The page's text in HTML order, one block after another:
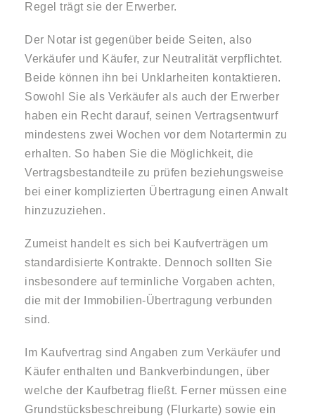
Regel trägt sie der Erwerber.
Der Notar ist gegenüber beide Seiten, also
Verkäufer und Käufer, zur Neutralität verpflichtet.
Beide können ihn bei Unklarheiten kontaktieren.
Sowohl Sie als Verkäufer als auch der Erwerber
haben ein Recht darauf, seinen Vertragsentwurf
mindestens zwei Wochen vor dem Notartermin zu
erhalten. So haben Sie die Möglichkeit, die
Vertragsbestandteile zu prüfen beziehungsweise
bei einer komplizierten Übertragung einen Anwalt
hinzuzuziehen.
Zumeist handelt es sich bei Kaufverträgen um
standardisierte Kontrakte. Dennoch sollten Sie
insbesondere auf terminliche Vorgaben achten,
die mit der Immobilien-Übertragung verbunden
sind.
Im Kaufvertrag sind Angaben zum Verkäufer und
Käufer enthalten und Bankverbindungen, über
welche der Kaufbetrag fließt. Ferner müssen eine
Grundstücksbeschreibung (Flurkarte) sowie ein